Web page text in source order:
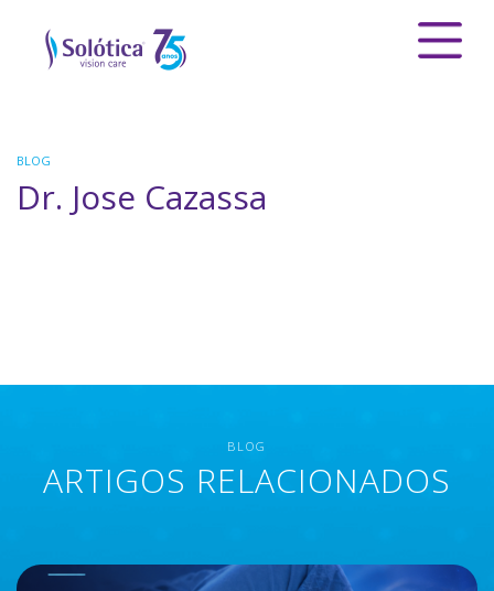
BLOG
Dr. Jose Cazassa
BLOG
ARTIGOS RELACIONADOS